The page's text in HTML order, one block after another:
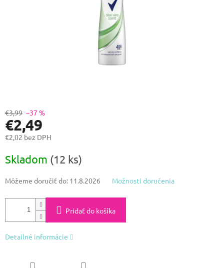
€3,99 –37 %
€2,49
€2,02 bez DPH
cena:
Skladom (12 ks)
Môžeme doručiť do: 11.8.2026 Možnosti doručenia
Pridať do košíka
Detailné informácie